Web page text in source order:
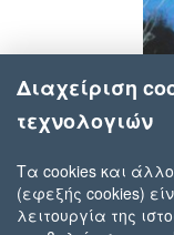
Διαχείριση
τεχνολογιών
Τα cookies και
(εφεξής cookies)
λειτουργία της